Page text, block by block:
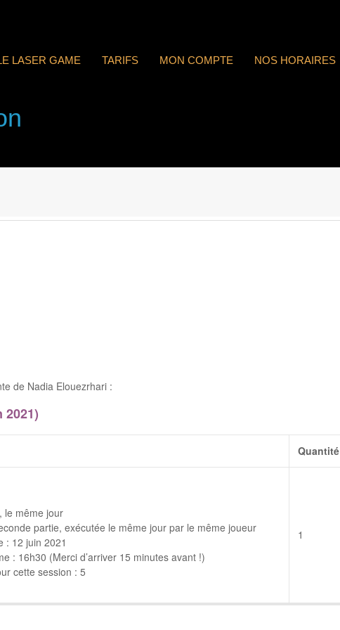
LASER GAME TARIFS MON COMPTE NOS HORAIRES
de Nadia Elouezrhari :
2021)
Quantité
le même jour
partie, exécutée le même jour par le même joueur
: 12 juin 2021
: 16h30 (Merci d’arriver 15 minutes avant !)
cette session : 5
1